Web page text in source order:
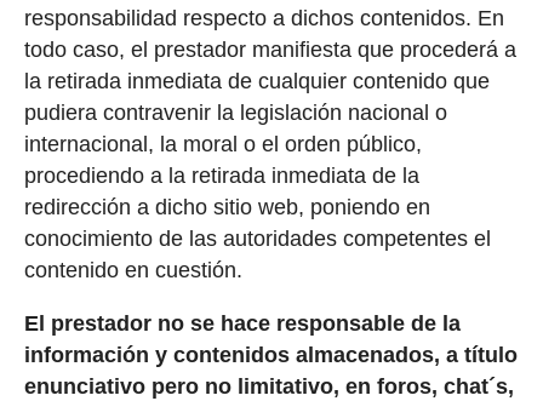
responsabilidad respecto a dichos contenidos. En
todo caso, el prestador manifiesta que procederá a
la retirada inmediata de cualquier contenido que
pudiera contravenir la legislación nacional o
internacional, la moral o el orden público,
procediendo a la retirada inmediata de la
redirección a dicho sitio web, poniendo en
conocimiento de las autoridades competentes el
contenido en cuestión.
El prestador no se hace responsable de la
información y contenidos almacenados, a título
enunciativo pero no limitativo, en foros, chat´s,